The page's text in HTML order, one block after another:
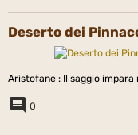
Deserto dei
Aristofane : Il saggio
0